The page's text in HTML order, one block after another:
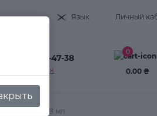
Язык Личный
+38(093) 995-47-38
звонок
0
0.00 ₴
№20 мятный 8 мл